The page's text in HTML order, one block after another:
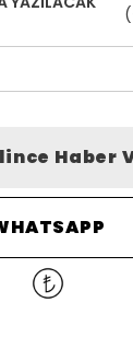
Haber